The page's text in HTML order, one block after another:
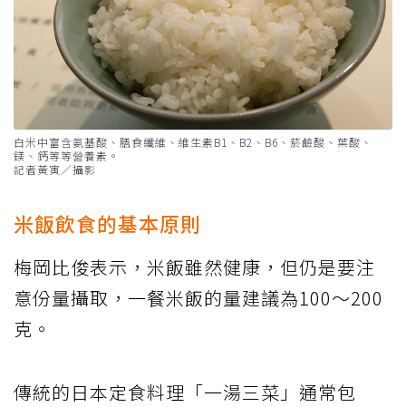
白米中富含氨基酸、膳食纖維、維生素B1、B2、B6、菸鹼酸、葉酸、
鎂、鈣等等營養素。
記者黃寅／攝影
米飯飲食的基本原則
梅岡比俊表示，米飯雖然健康，但仍是要注
意份量攝取，一餐米飯的量建議為100～200
克。
傳統的日本定食料理「一湯三菜」通常包